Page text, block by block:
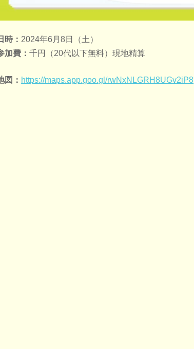
時： 2024年6月8日（土）
加費：千円（20代以下無料）現地精算
図： https://maps.app.goo.gl/rwNxNLGRH8UGv2iP8